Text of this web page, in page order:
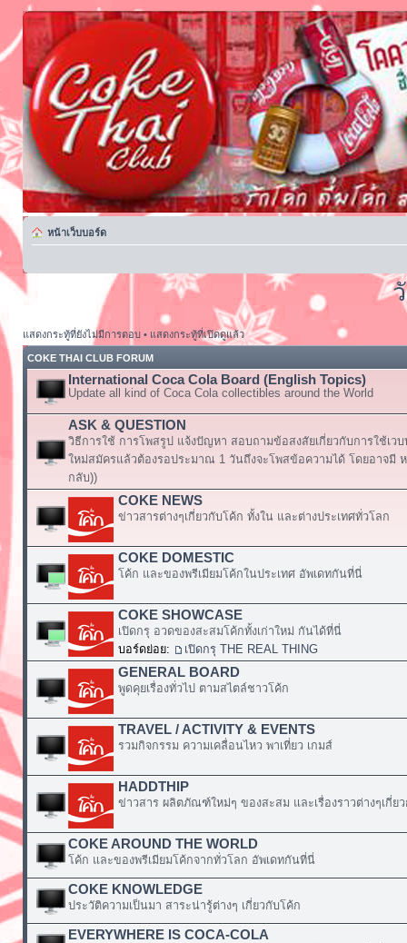
หน้าเว็บบอร์ด
แสดงกระทู้ที่ยังไม่มีการตอบ• แสดงกระทู้ที่เปิดดูแล้ว
COKE THAI CLUB FORUM
International Coca Cola Board (English Topics)
Update all kind of Coca Cola collectibles around the World
ASK & QUESTION
วิธีการใช้ การโพสรูป แจ้งปัญหา สอบถามข้อสงสัยเกี่ยวกับการใช้เว
ใหม่สมัครแล้วต้องรอประมาณ 1 วันถึงจะโพสข้อความได้ โดยอาจมี
กลับ))
COKE NEWS
ข่าวสารต่างๆเกี่ยวกับโค้ก ทั้งใน และต่างประเทศทั่วโลก
COKE DOMESTIC
โค้ก และของพรีเมียมโค้กในประเทศ อัพเดทกันที่นี่
COKE SHOWCASE
เปิดกรุ อวดของสะสมโค้กทั้งเก่าใหม่ กันได้ที่นี่
บอร์ดย่อย:
เปิดกรุ THE REAL THING
GENERAL BOARD
พูดคุยเรื่องทั่วไป ตามสไตล์ชาวโค้ก
TRAVEL / ACTIVITY & EVENTS
รวมกิจกรรม ความเคลื่อนไหว พาเที่ยว เกมส์
HADDTHIP
ข่าวสาร ผลิตภัณฑ์ใหม่ๆ ของสะสม และเรื่องราวต่างๆเกี่ย
COKE AROUND THE WORLD
โค้ก และของพรีเมียมโค้กจากทั่วโลก อัพเดทกันที่นี่
COKE KNOWLEDGE
ประวัติความเป็นมา สาระน่ารู้ต่างๆ เกี่ยวกับโค้ก
EVERYWHERE IS COCA-COLA